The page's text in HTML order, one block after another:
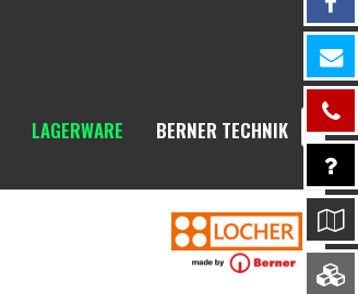
LAGERWARE BERNER TECHNIK